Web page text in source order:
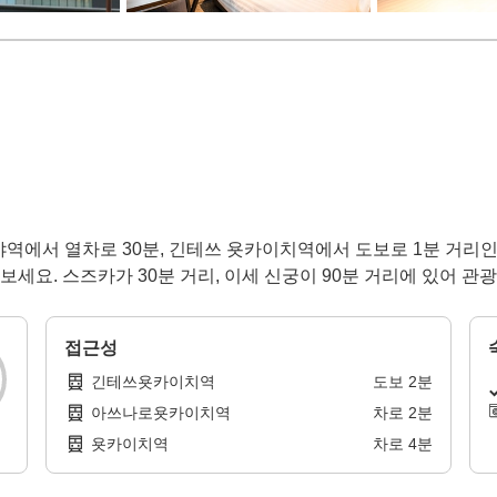
에서 열차로 30분, 긴테쓰 욧카이치역에서 도보로 1분 거리
세요. 스즈카가 30분 거리, 이세 신궁이 90분 거리에 있어 관
접근성
긴테쓰욧카이치역 도보 2분
아쓰나로욧카이치역
차로 2분
욧카이치역
차로 4분